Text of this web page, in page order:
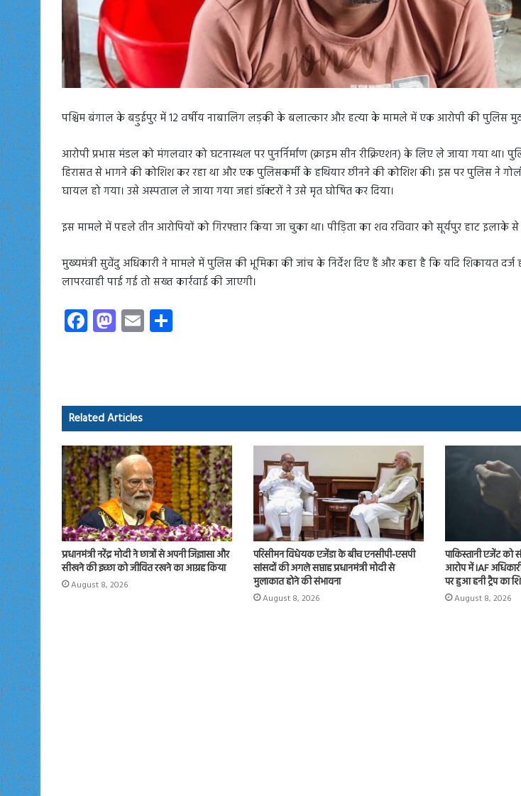
पश्चिम बंगाल के बड़ुईपुर में 12 वर्षीय नाबालिग लड़की के बलात्कार और हत्या के मामले में एक आरोपी की पुलिस
आरोपी प्रभास मंडल को मंगलवार को घटनास्थल पर पुनर्निर्माण (क्राइम सीन रीक्रिएशन) के लिए ले जाया गया था।
हिरासत से भागने की कोशिश कर रहा था और एक पुलिसकर्मी के हथियार छीनने की कोशिश की। इस पर पुलिस ने
घायल हो गया। उसे अस्पताल ले जाया गया जहां डॉक्टरों ने उसे मृत घोषित कर दिया।
इस मामले में पहले तीन आरोपियों को गिरफ्तार किया जा चुका था। पीड़िता का शव रविवार को सूर्यपुर हाट इलाके
मुख्यमंत्री सुवेंदु अधिकारी ने मामले में पुलिस की भूमिका की जांच के निर्देश दिए हैं और कहा है कि यदि शिकायत दर्ज
लापरवाही पाई गई तो सख्त कार्रवाई की जाएगी।
Fa
ce
ok
M
as
o
n
E
m
Related Articles
प्रधानमंत्री नरेंद्र मोदी ने छात्रों से अपनी जिज्ञासा और
सीखने की इच्छा को जीवित रखने का आग्रह किया
August 8, 2026
परिसीमन विधेयक एजेंडा के बीच एनसीपी-एसपी
सांसदों की अगले सप्ताह प्रधानमंत्री मोदी से
मुलाकात होने की संभावना
August 8, 2026
पाकिस्तानी एजेंट
आरोप में IAF
पर हुआ हनी ट्रैप का
August 8, 2026